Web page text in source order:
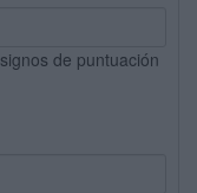
de puntuación